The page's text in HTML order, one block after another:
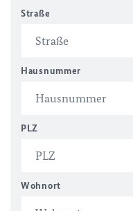
Straße
Hausnummer
PLZ
Wohnort